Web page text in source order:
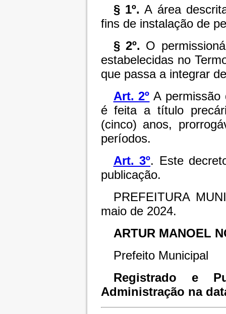
§ 1º. A área
fins de instalação de
§ 2º. O
estabelecidas no
que passa a integrar
Art. 2º A
é feita a título
(cinco) anos,
períodos.
Art. 3º. Este
publicação.
PREFEITURA
maio de 2024.
ARTUR MANOEL
Prefeito Municipal
Registrado e
Administração na